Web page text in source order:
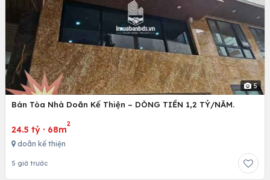
5
Bán Tòa Nhà Doãn Kế Thiện – DÒNG TIỀN 1,2 TỶ/NĂM.
24.5 tỷ · 68m
2
doãn kế thiện
5 giờ trước